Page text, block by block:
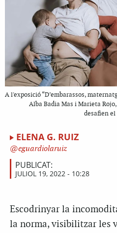
A l'exposició “D’embarassos,
Alba Badia Mas i Marieta
desafien el
ELENA G. RUIZ
eguardiolaruiz
PUBLICAT:
JULIOL 19, 2022 - 10:28
Escodrinyar la
la norma, visibilitzar les